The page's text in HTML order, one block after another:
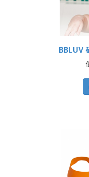
BBLUV